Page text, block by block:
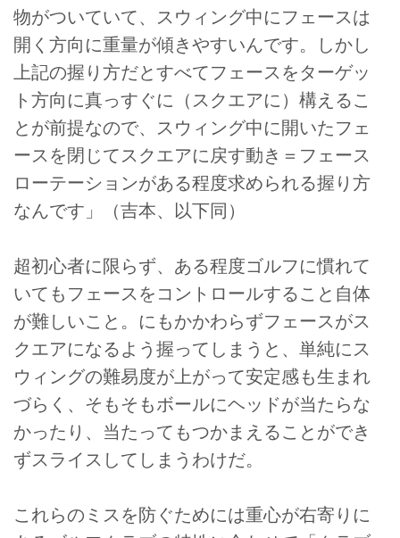
物がついていて、スウィング中にフェースは
開く方向に重量が傾きやすいんです。しかし
上記の握り方だとすべてフェースをターゲッ
ト方向に真っすぐに（スクエアに）構えるこ
とが前提なので、スウィング中に開いたフェ
ースを閉じてスクエアに戻す動き＝フェース
ローテーションがある程度求められる握り方
なんです」（吉本、以下同）
超初心者に限らず、ある程度ゴルフに慣れて
いてもフェースをコントロールすること自体
が難しいこと。にもかかわらずフェースがス
クエアになるよう握ってしまうと、単純にス
ウィングの難易度が上がって安定感も生まれ
づらく、そもそもボールにヘッドが当たらな
かったり、当たってもつかまえることができ
ずスライスしてしまうわけだ。
これらのミスを防ぐためには重心が右寄りに